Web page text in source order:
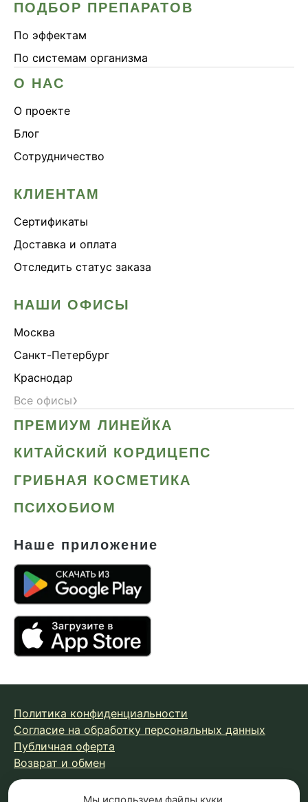
ПОДБОР ПРЕПАРАТОВ
По эффектам
По системам организма
О НАС
О проекте
Блог
Сотрудничество
КЛИЕНТАМ
Сертификаты
Доставка и оплата
Отследить статус заказа
НАШИ ОФИСЫ
Москва
Санкт-Петербург
Краснодар
Все офисы›
ПРЕМИУМ ЛИНЕЙКА
КИТАЙСКИЙ КОРДИЦЕПС
ГРИБНАЯ КОСМЕТИКА
ПСИХОБИОМ
Наше приложение
Политика конфиденциальности
Согласие на обработку персональных данных
Публичная оферта
Возврат и обмен